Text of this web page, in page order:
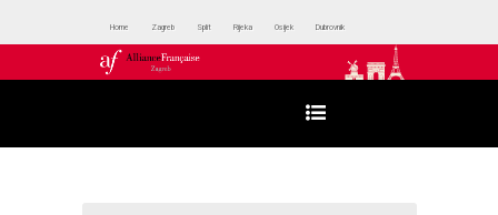
Home Zagreb Split Rijeka Osijek Dubrovnik